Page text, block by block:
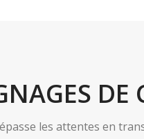
DE
les attentes en